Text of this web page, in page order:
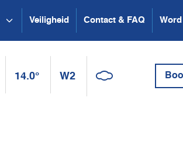
Veiligheid Contact & FAQ
14.0° W2